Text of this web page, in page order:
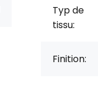
Typ de
tissu:
Finition: